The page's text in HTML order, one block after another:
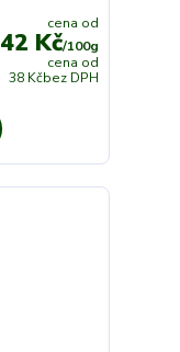
cena od
42 Kč/100g
cena od
38 Kčbez DPH